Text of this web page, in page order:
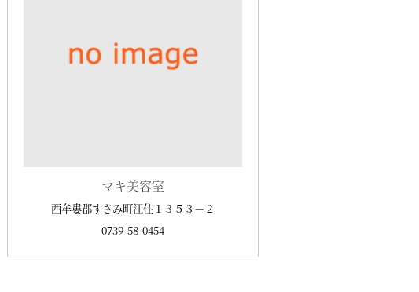
マキ美容室
西牟婁郡すさみ町江住１３５３－２
0739-58-0454